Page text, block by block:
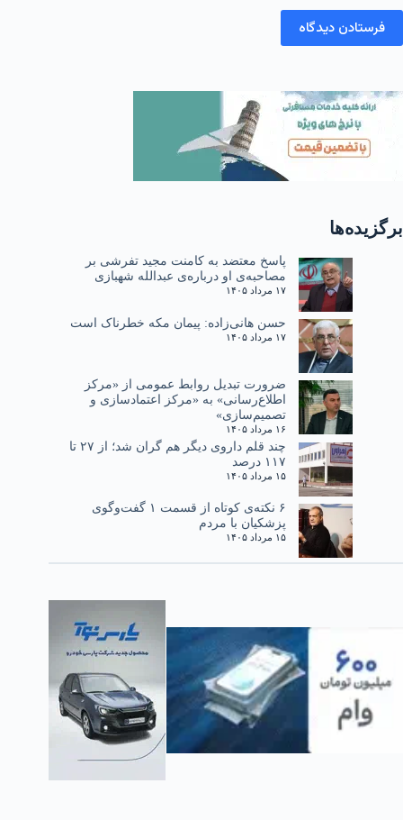
فرستادن دیدگاه
برگزیده‌ها
پاسخ معتضد به کامنت مجید تفرشی بر
مصاحبه‌ی او درباره‌ی عبدالله شهبازی
۱۷ مرداد ۱۴۰۵
حسن هانی‌زاده: پیمان مکه خطرناک است
۱۷ مرداد ۱۴۰۵
ضرورت تبدیل روابط عمومی از «مرکز
اطلاع‌رسانی» به «مرکز اعتمادسازی و
تصمیم‌سازی»
۱۶ مرداد ۱۴۰۵
چند قلم داروی دیگر هم گران شد؛ از ۲۷ تا
۱۱۷ درصد
۱۵ مرداد ۱۴۰۵
۶ نکته‌ی کوتاه از قسمت ۱ گفت‌وگوی
پزشکیان با مردم
۱۵ مرداد ۱۴۰۵